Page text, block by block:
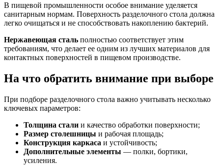
В пищевой промышленности особое внимание уделяется
санитарным нормам. Поверхность разделочного стола должна
легко очищаться и не способствовать накоплению бактерий.
Нержавеющая сталь полностью соответствует этим
требованиям, что делает ее одним из лучших материалов для
контактных поверхностей в пищевом производстве.
На что обратить внимание при выборе
При подборе разделочного стола важно учитывать несколько
ключевых параметров:
Толщина стали и качество обработки поверхности;
Размер столешницы и рабочая площадь;
Конструкция каркаса и устойчивость;
Дополнительные элементы — полки, бортики,
усиления.